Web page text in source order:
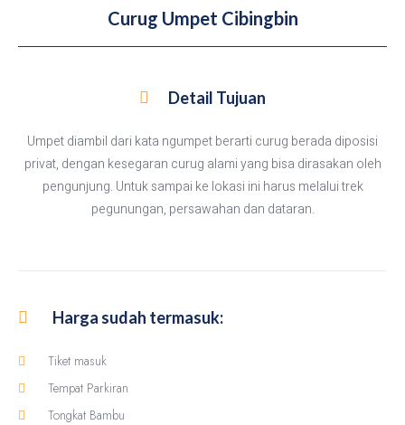
Curug Umpet Cibingbin
Detail Tujuan
Umpet diambil dari kata ngumpet berarti curug berada diposisi
privat, dengan kesegaran curug alami yang bisa dirasakan oleh
pengunjung. Untuk sampai ke lokasi ini harus melalui trek
pegunungan, persawahan dan dataran.
Harga sudah termasuk:
Tiket masuk
Tempat Parkiran
Tongkat Bambu